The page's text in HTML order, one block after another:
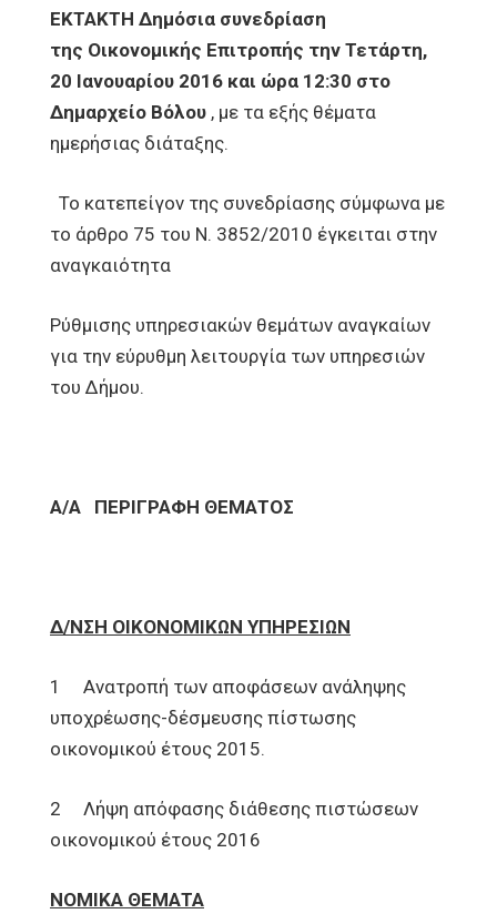
ΕΚΤΑΚΤΗ Δημόσια συνεδρίαση
της Οικονομικής Επιτροπής την Τετάρτη,
20 Ιανουαρίου 2016 και ώρα 12:30 στο
Δημαρχείο Βόλου , με τα εξής θέματα
ημερήσιας διάταξης.
Το κατεπείγον της συνεδρίασης σύμφωνα με
το άρθρο 75 του Ν. 3852/2010 έγκειται στην
αναγκαιότητα
Ρύθμισης υπηρεσιακών θεμάτων αναγκαίων
για την εύρυθμη λειτουργία των υπηρεσιών
του Δήμου.
Α/Α ΠΕΡΙΓΡΑΦΗ ΘΕΜΑΤΟΣ
Δ/ΝΣΗ ΟΙΚΟΝΟΜΙΚΩΝ ΥΠΗΡΕΣΙΩΝ
1 Ανατροπή των αποφάσεων ανάληψης
υποχρέωσης-δέσμευσης πίστωσης
οικονομικού έτους 2015.
2 Λήψη απόφασης διάθεσης πιστώσεων
οικονομικού έτους 2016
ΝΟΜΙΚΑ ΘΕΜΑΤΑ